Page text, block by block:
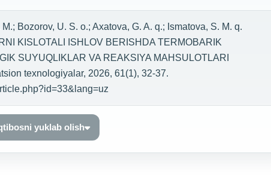
Bozorov, U. S. o.; Axatova, G. A. q.; Ismatova, S. M. q.
KISLOTALI ISHLOV BERISHDA TERMOBARIK
SUYUQLIKLAR VA REAKSIYA MAHSULOTLARI
texnologiyalar, 2026, 61(1), 32-37.
yuklab olish